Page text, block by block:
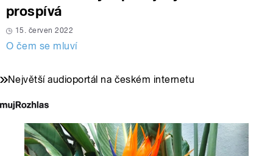
prospívá
15. červen 2022
O čem se mluví
Největší audioportál na českém internetu